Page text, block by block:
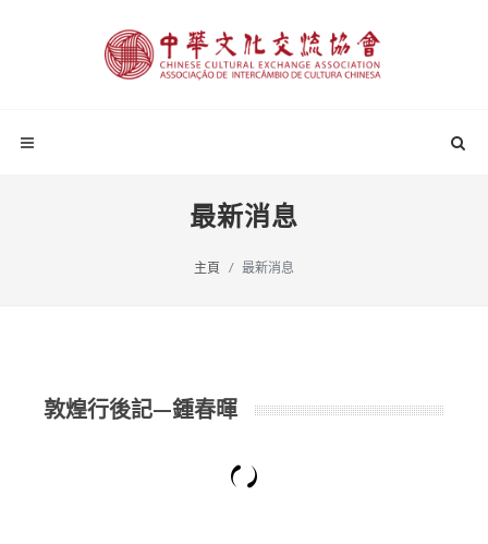
最新消息
主頁 最新消息
敦煌行後記—鍾春暉